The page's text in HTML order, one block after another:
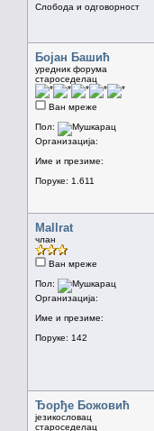
Слобода и одговорност
Бојан Башић
уредник форума
староседелац
Ван мреже
Пол:
Организација:
Име и презиме:
Поруке: 1.611
Mallrat
члан
Ван мреже
Пол:
Организација:
Име и презиме:
Поруке: 142
Ђорђе Божовић
језикословац
староседелац